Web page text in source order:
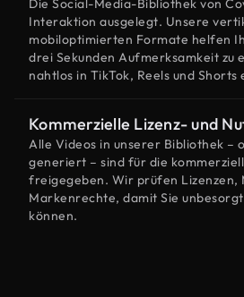
Die Social-Media-Bibliothek von
Interaktion ausgelegt. Unsere
mobiloptimierten Formate helfen
drei Sekunden Aufmerksamkeit zu
nahtlos in TikTok, Reels und Shorts
Kommerzielle Lizenz- und
Alle Videos in unserer Bibliothek –
generiert – sind für die
freigegeben. Wir prüfen Lizenzen,
Markenrechte, damit Sie
können.